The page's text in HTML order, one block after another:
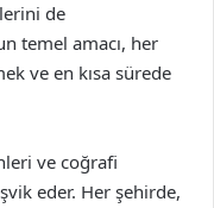
de
temel amacı, her
ve en kısa sürede
ve coğrafi
eder. Her şehirde,